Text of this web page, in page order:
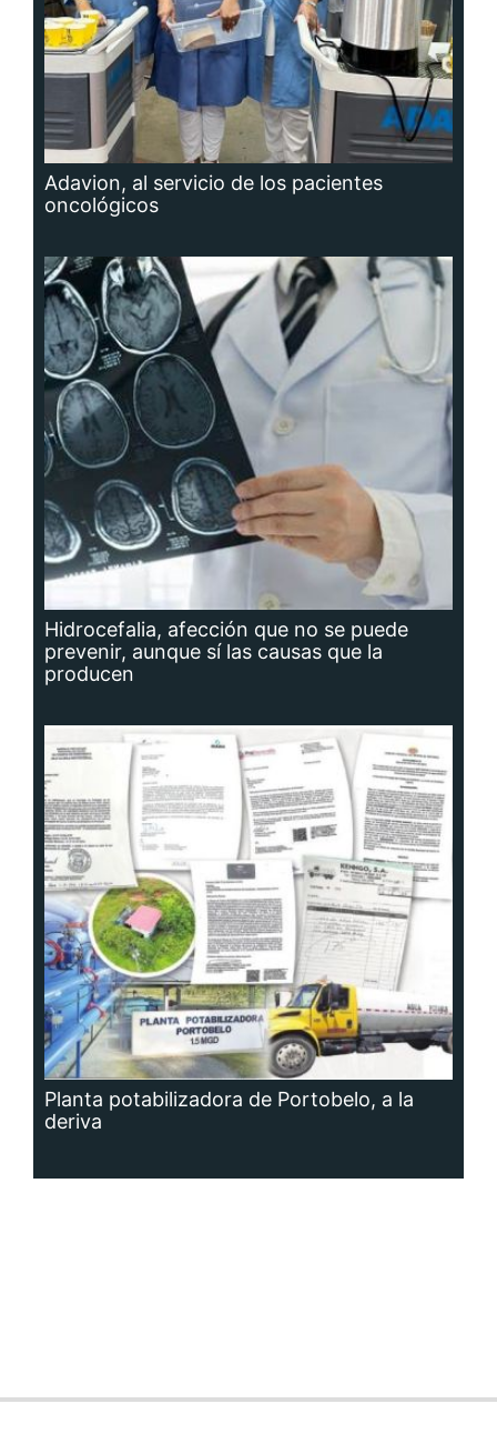
Adavion, al servicio de los pacientes
oncológicos
Hidrocefalia, afección que no se puede
prevenir, aunque sí las causas que la
producen
Planta potabilizadora de Portobelo, a la
deriva